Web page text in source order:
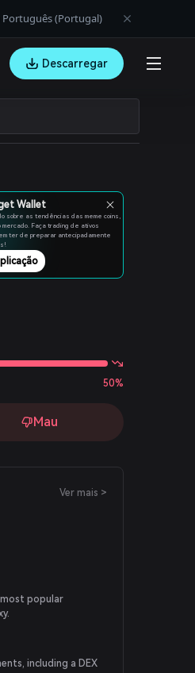
(Portugal)
Descarregar
Wallet
sobre as tendências das meme coins,
Faça trading de ativos
ter de preparar antecipadamente
50%
Mau
Ver mais >
popular
including a DEX